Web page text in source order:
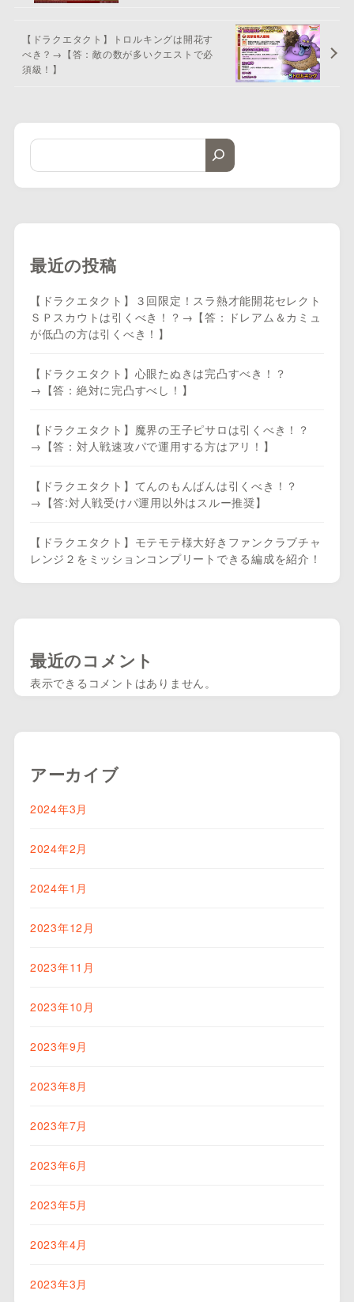
【ドラクエタクト】トロルキングは開花す
べき？→【答：敵の数が多いクエストで必
須級！】
最近の投稿
【ドラクエタクト】３回限定！スラ熱才能開花セレクト
ＳＰスカウトは引くべき！？→【答：ドレアム＆カミュ
が低凸の方は引くべき！】
【ドラクエタクト】心眼たぬきは完凸すべき！？
→【答：絶対に完凸すべし！】
【ドラクエタクト】魔界の王子ピサロは引くべき！？
→【答：対人戦速攻パで運用する方はアリ！】
【ドラクエタクト】てんのもんばんは引くべき！？
→【答:対人戦受けパ運用以外はスルー推奨】
【ドラクエタクト】モテモテ様大好きファンクラブチャ
レンジ２をミッションコンプリートできる編成を紹介！
最近のコメント
表示できるコメントはありません。
アーカイブ
2024年3月
2024年2月
2024年1月
2023年12月
2023年11月
2023年10月
2023年9月
2023年8月
2023年7月
2023年6月
2023年5月
2023年4月
2023年3月